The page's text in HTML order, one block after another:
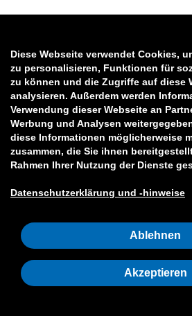
Diese Webseite verwendet Cookies,
zu personalisieren, Funktionen für
zu können und die Zugriffe auf diese
analysieren. Außerdem werden
Verwendung dieser Webseite an
Werbung und Analysen
diese Informationen möglicherweise
zusammen, die Sie ihnen
Rahmen Ihrer Nutzung der Dienste
Datenschutzerklärung und -hinweise
Ablehnen
Akzeptieren